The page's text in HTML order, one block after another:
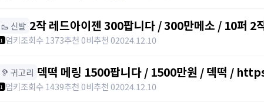
🥾 신발 2작 레드아이젠 300팝니다 / 300만메소 / 10
1 엄키조회수 1373추천 0비추천 02024.12.10
🦻 귀고리 덱떡 메링 1500팝니다 / 1500만원 / 덱떡 /
1 엄키조회수 1439추천 0비추천 02024.12.10